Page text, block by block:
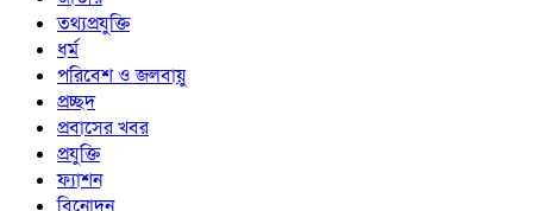
তথ্যপ্রযুক্তি
ধর্ম
পরিবেশ ও জলবায়ু
প্রচ্ছদ
প্রবাসের খবর
প্রযুক্তি
ফ্যাশন